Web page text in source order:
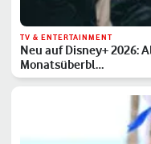
TV & ENTERTAINMENT
Neu auf Disney+ 2026:
Monatsüberbl…